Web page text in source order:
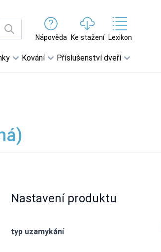
Nápověda
Ke stažení Lexikon
Kování Příslušenství dveří
Nastavení produktu
typ uzamykání